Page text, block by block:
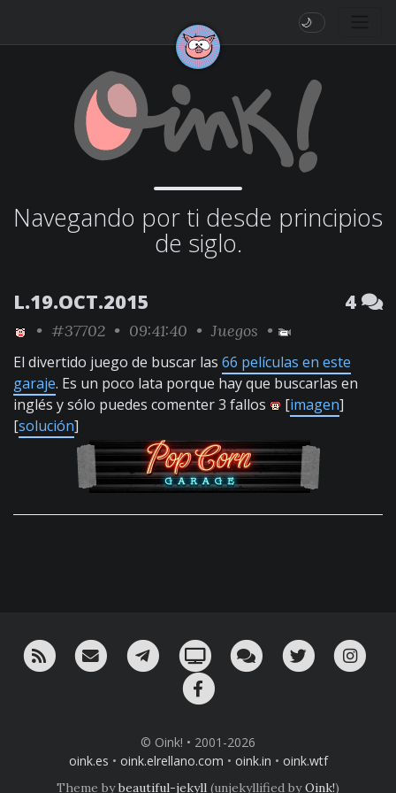
🌙
Navegando por ti desde principios
de siglo.
L.19.OCT.2015 4
• #37702 • 09:41:40 • Juegos •
El divertido juego de buscar las 66 películas en este
garaje. Es un poco lata porque hay que buscarlas en
inglés y sólo puedes comenter 3 fallos
[imagen]
[solución]
RSS ¡Mándame un email!¡Nuestro canal en Telegram!
Oink! TV Charla con nosotros
Twitter
© Oink! • 2001-2026
oink.es • oink.elrellano.com • oink.in • oink.wtf
Theme bybeautiful-jekyll (unjekyllified byOink!)